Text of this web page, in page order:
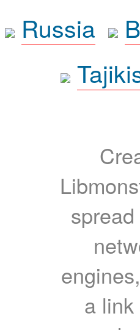
Russia
a